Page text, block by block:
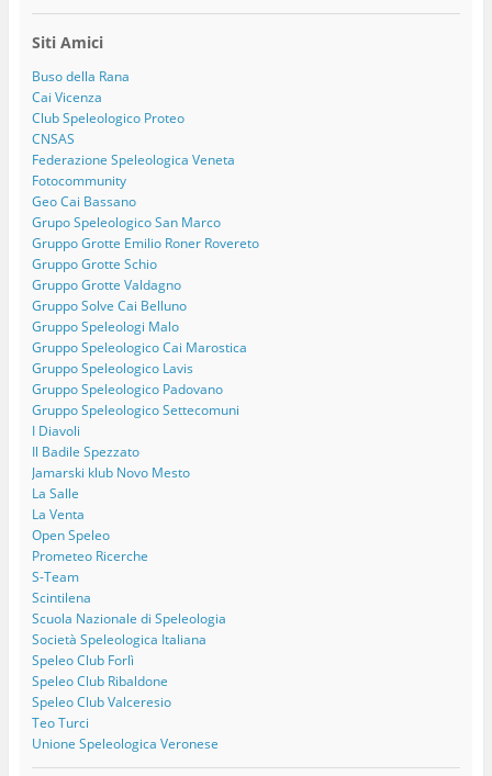
Siti Amici
Buso della Rana
Cai Vicenza
Club Speleologico Proteo
CNSAS
Federazione Speleologica Veneta
Fotocommunity
Geo Cai Bassano
Grupo Speleologico San Marco
Gruppo Grotte Emilio Roner Rovereto
Gruppo Grotte Schio
Gruppo Grotte Valdagno
Gruppo Solve Cai Belluno
Gruppo Speleologi Malo
Gruppo Speleologico Cai Marostica
Gruppo Speleologico Lavis
Gruppo Speleologico Padovano
Gruppo Speleologico Settecomuni
I Diavoli
Il Badile Spezzato
Jamarski klub Novo Mesto
La Salle
La Venta
Open Speleo
Prometeo Ricerche
S-Team
Scintilena
Scuola Nazionale di Speleologia
Società Speleologica Italiana
Speleo Club Forlì
Speleo Club Ribaldone
Speleo Club Valceresio
Teo Turci
Unione Speleologica Veronese